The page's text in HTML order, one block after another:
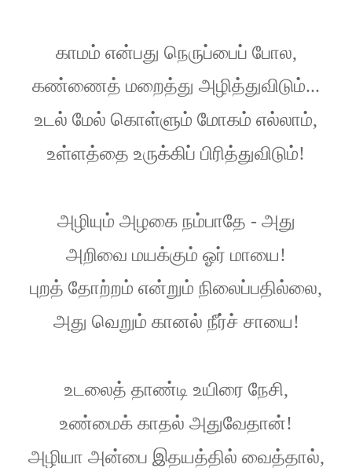
காமம் என்பது நெருப்பைப் போல,
கண்ணைத் மறைத்து அழித்துவிடும்...
உடல் மேல் கொள்ளும் மோகம் எல்லாம்,
உள்ளத்தை உருக்கிப் பிரித்துவிடும்!
அழியும் அழகை நம்பாதே - அது
அறிவை மயக்கும் ஓர் மாயை!
புறத் தோற்றம் என்றும் நிலைப்பதில்லை,
அது வெறும் கானல் நீர்ச் சாயை!
உடலைத் தாண்டி உயிரை நேசி,
உண்மைக் காதல் அதுவேதான்!
அழியா அன்பை இதயத்தில் வைத்தால்,